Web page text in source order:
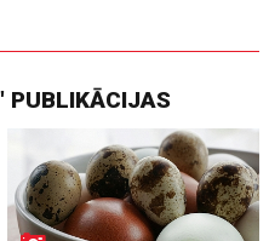
PUBLIKĀCIJAS